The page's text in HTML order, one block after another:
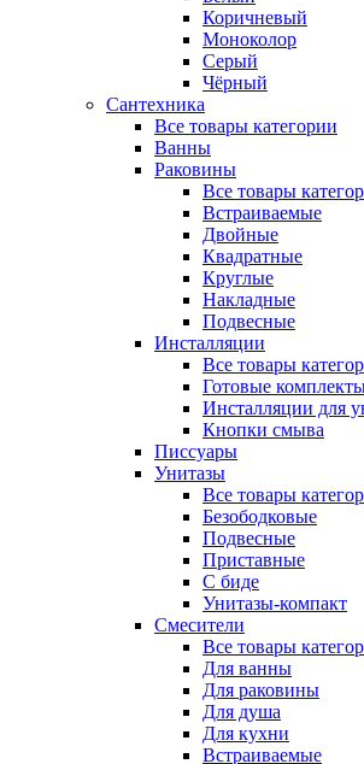
Коричневый
Моноколор
Серый
Чёрный
Сантехника
Все товары категории
Ванны
Раковины
Все товары
Встраиваемые
Двойные
Квадратные
Круглые
Накладные
Подвесные
Инсталляции
Все товары
Готовые
Инсталляции для
Кнопки смыва
Писсуары
Унитазы
Все товары
Безободковые
Подвесные
Приставные
С биде
Унитазы-компакт
Смесители
Все товары
Для ванны
Для раковины
Для душа
Для кухни
Встраиваемые